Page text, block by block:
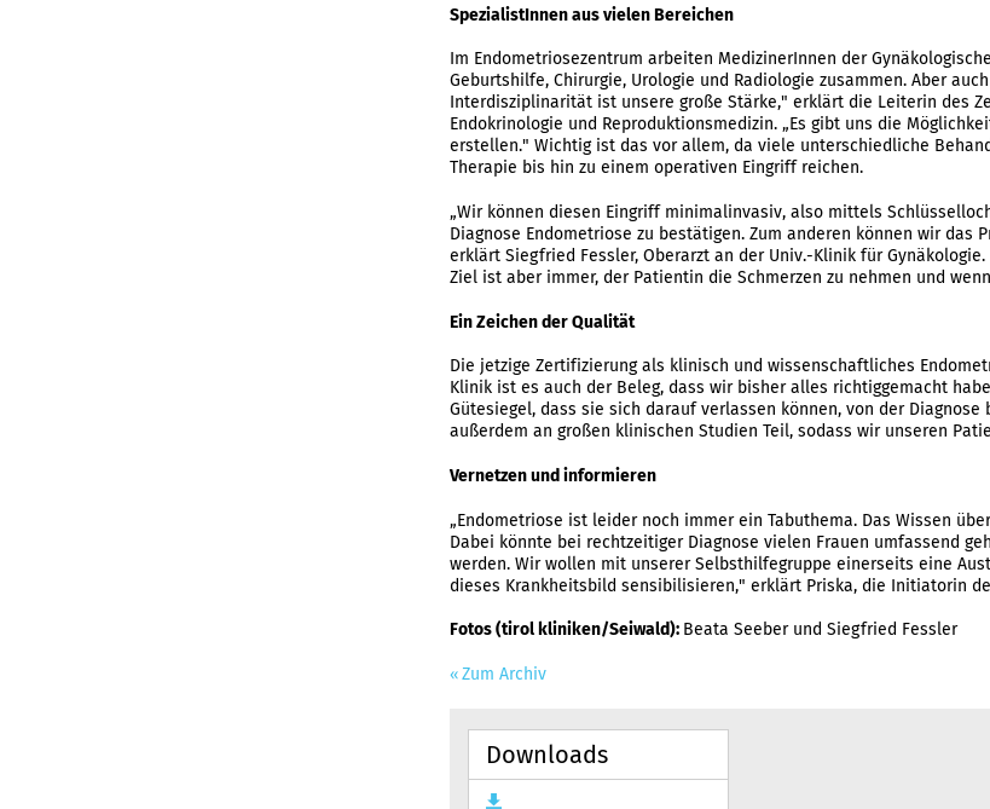
SpezialistInnen aus vielen Bereichen
Im Endometriosezentrum arbeiten MedizinerInnen der
Geburtshilfe, Chirurgie, Urologie und Radiologie zusammen. Aber
Interdisziplinarität ist unsere große Stärke," erklärt die Leiterin des
Endokrinologie und Reproduktionsmedizin. „Es gibt uns die
erstellen." Wichtig ist das vor allem, da viele unterschiedliche
Therapie bis hin zu einem operativen Eingriff reichen.
„Wir können diesen Eingriff minimalinvasiv, also mittels
Diagnose Endometriose zu bestätigen. Zum anderen können wir
erklärt Siegfried Fessler, Oberarzt an der Univ.-Klinik für
Ziel ist aber immer, der Patientin die Schmerzen zu nehmen und
Ein Zeichen der Qualität
Die jetzige Zertifizierung als klinisch und wissenschaftliches
Klinik ist es auch der Beleg, dass wir bisher alles richtiggemacht
Gütesiegel, dass sie sich darauf verlassen können, von der
außerdem an großen klinischen Studien Teil, sodass wir unseren
Vernetzen und informieren
„Endometriose ist leider noch immer ein Tabuthema. Das Wissen
Dabei könnte bei rechtzeitiger Diagnose vielen Frauen umfassend
werden. Wir wollen mit unserer Selbsthilfegruppe einerseits eine
dieses Krankheitsbild sensibilisieren," erklärt Priska, die Initiatorin
Fotos (tirol kliniken/Seiwald): Beata Seeber und Siegfried Fessler
Zum Archiv
Downloads